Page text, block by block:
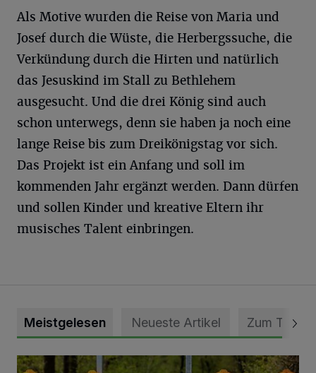
Als Motive wurden die Reise von Maria und
Josef durch die Wüste, die Herbergssuche, die
Verkündung durch die Hirten und natürlich
das Jesuskind im Stall zu Bethlehem
ausgesucht. Und die drei König sind auch
schon unterwegs, denn sie haben ja noch eine
lange Reise bis zum Dreikönigstag vor sich.
Das Projekt ist ein Anfang und soll im
kommenden Jahr ergänzt werden. Dann dürfen
und sollen Kinder und kreative Eltern ihr
musisches Talent einbringen.
Meistgelesen Neueste Artikel Zum Thema
Vollsperrung der Talstraße in Grevenbroich-Kapellen